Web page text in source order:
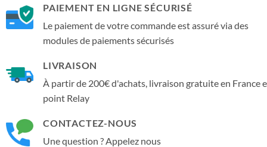
PAIEMENT EN LIGNE SÉCURISÉ
Le paiement de votre commande est assuré via des
modules de paiements sécurisés
LIVRAISON
À partir de 200€ d'achats, livraison gratuite en France
point Relay
CONTACTEZ-NOUS
Une question ? Appelez nous